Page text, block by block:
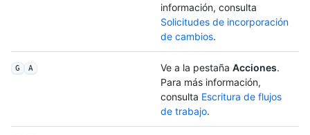
información, consulta
Solicitudes de incorporación
de cambios.
G A Ve a la pestaña Acciones.
Para más información,
consulta Escritura de flujos
de trabajo.